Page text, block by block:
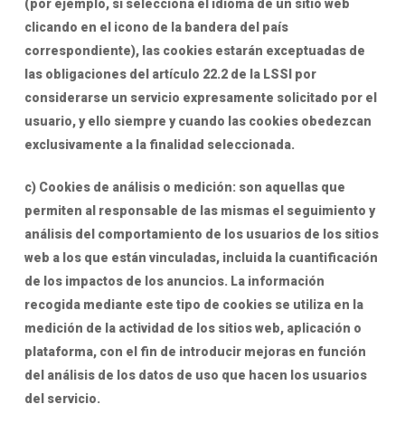
(por ejemplo, si selecciona el idioma de un sitio web
clicando en el icono de la bandera del país
correspondiente), las cookies estarán exceptuadas de
las obligaciones del artículo 22.2 de la LSSI por
considerarse un servicio expresamente solicitado por el
usuario, y ello siempre y cuando las cookies obedezcan
exclusivamente a la finalidad seleccionada.
c) Cookies de análisis o medición: son aquellas que
permiten al responsable de las mismas el seguimiento y
análisis del comportamiento de los usuarios de los sitios
web a los que están vinculadas, incluida la cuantificación
de los impactos de los anuncios. La información
recogida mediante este tipo de cookies se utiliza en la
medición de la actividad de los sitios web, aplicación o
plataforma, con el fin de introducir mejoras en función
del análisis de los datos de uso que hacen los usuarios
del servicio.